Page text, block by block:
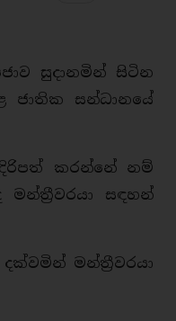
සුදානමින් සිටින
ජාතික සන්ධානයේ
කරන්නේ නම්
සඳහන්
මන්ත්‍රීවරයා